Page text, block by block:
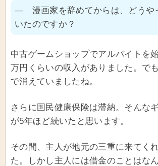
― 漫画家を辞めてからは、どうや
いたのですか？
中古ゲームショップでアルバイトを
万円くらいの収入がありました。で
で消えていましたね。
さらに国民健康保険は滞納。そんな
が5年ほど続いたと思います。
その間、主人が地元の三重に来てく
た。しかし主人には借金のことはな